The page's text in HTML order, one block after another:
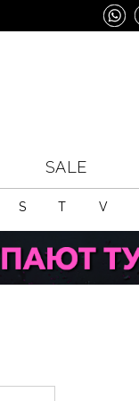
SALE
S T V